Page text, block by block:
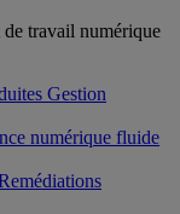
travail numérique
Gestion
numérique fluide